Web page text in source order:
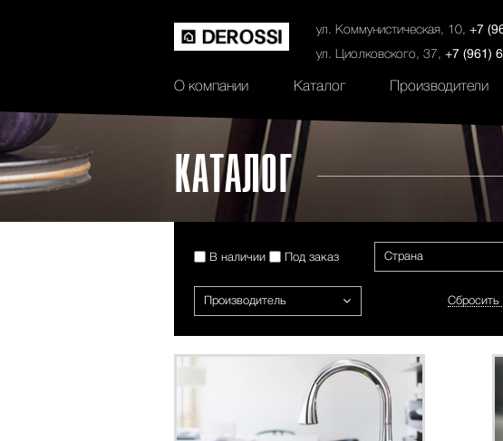
ул. Коммунистическая, 10, +7
ул. Циолковского, 37, +7 (961)
О компании
История Сертификаты Контакты Салоны
Каталог Производители
КАТАЛОГ
В наличии Под заказ Страна
Производитель Сбросить